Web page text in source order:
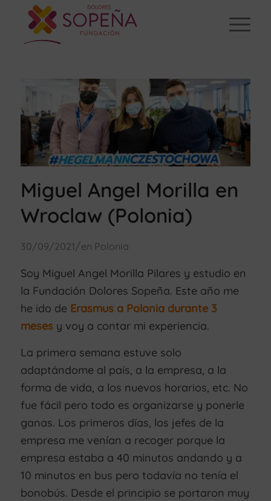
Miguel Angel Morilla en
Wroclaw (Polonia)
30/09/2021 /en Polonia
Soy Miguel Angel Morilla Pilares y estudio en
la Fundación Dolores Sopeña. Este año me
he ido de Erasmus a Polonia durante 3
mesesy voy a contar mi experiencia.
La primera semana estuve solo
adaptándome al país, a la empresa, a la
forma de vida, a los nuevos horarios, etc. No
fue fácil pero todo es organizarse y ponerle
ganas. Los primeros días, los jefes de la
empresa me venían a recoger porque la
empresa estaba a 40 minutos andando y a
10 minutos en bus pero todavía no tenía el
bonobús. Desde el principio se portaron muy